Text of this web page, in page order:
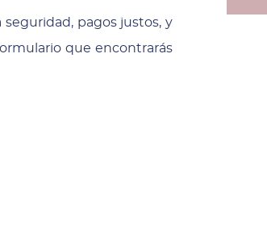
pagos justos, y
que encontrarás